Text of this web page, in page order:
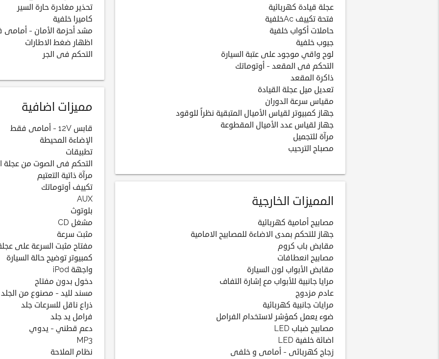
عجلة قيادة كهربائية
فتحة تكييف Acخلفية
حاملات أكواب خلفية
جيوب خلفية
لوح واقي موجود على عتبة السيارة
التحكم فى المقعد - أوتوماتك
ذاكرة المقعد
تعديل ميل عجلة القيادة
مقياس سرعة الدوران
جهاز كمبيوتر لقياس الأميال المتبقية نظراً للوقود
جهاز لقياس عدد الأميال المقطوعة
مرآة للتجميل
مصباح الترحيب
المميزات الخارجية
مصابيح أمامية كهربائية
جهاز للتحكم بمدى الاضاءة للمصابيح الامامية
مقابض باب كروم
مصابيح انعطافات
مقابض الأبواب لون السيارة
مرايا جانبية للأبواب مع إشارة التفاف
عادم مزدوج
مرايات جانبية كهربائية
ضوء يعمل كمؤشر لاستخدام الفرامل
مصابيح ضباب LED
اضائة خلفية LED
زجاج كهربائى - أمامى و خلفى
تحذير مغادرة حارة السير
كاميرا خلفية
مشد أحزمة الأمان -
اظهار ضغط الاطارات
التحكم فى الجر
مميزات اضافية
قابس 12V - أمامى فقط
الإضاءة المحيطة
تطبيقات
التحكم فى الصوت من عجلة
مرآة ذاتية التعتيم
تكييف أوتوماتك
AUX
بلوتوث
مشغل CD
مثبت سرعة
مفتاح مثبت السرعة على
كمبيوتر توضيح حالة السيارة
واجهة iPod
دخول بدون مفتاح
مسند لليد - مصنوع من الجلد
ذراع ناقل للسرعات جلد
فرامل يد جلد
دعم قطني - يدوي
MP3
نظام الملاحة